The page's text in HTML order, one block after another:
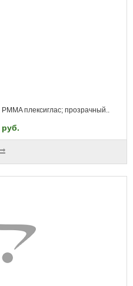
плексиглас; прозрачный..
руб.